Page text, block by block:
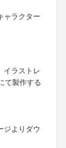
ャラクター
イラストレ
て製作する
ジよりダウ